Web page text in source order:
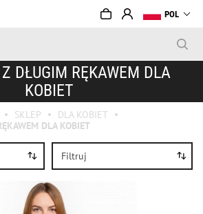
POL
DŁUGIM RĘKAWEM DLA
KOBIET
SKLEP
DLA KOBIET
DLA KOBIET
Filtruj